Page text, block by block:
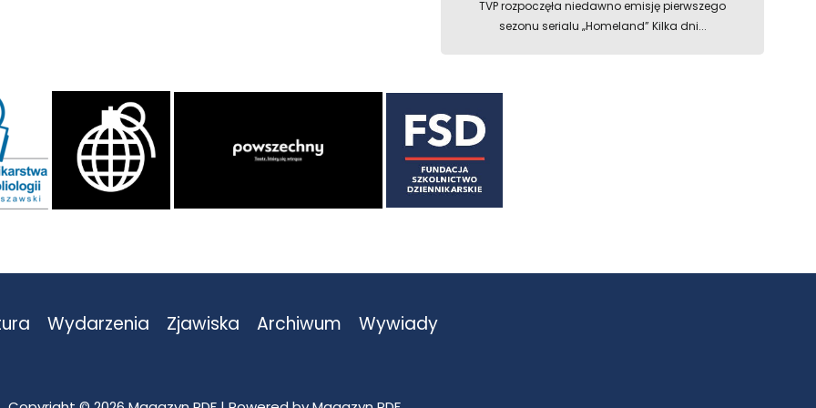
TVP rozpoczęła niedawno emisję pierwszego
sezonu serialu „Homeland” Kilka dni...
Wydarzenia Zjawiska Archiwum Wywiady